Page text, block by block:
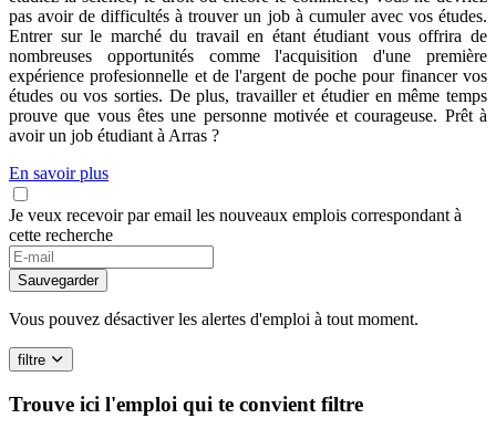
pas avoir de difficultés à trouver un job à cumuler avec vos études.
Entrer sur le marché du travail en étant étudiant vous offrira de
nombreuses opportunités comme l'acquisition d'une première
expérience profesionnelle et de l'argent de poche pour financer vos
études ou vos sorties. De plus, travailler et étudier en même temps
prouve que vous êtes une personne motivée et courageuse. Prêt à
avoir un job étudiant à Arras ?
En savoir plus
Je veux recevoir par email les nouveaux emplois correspondant à
cette recherche
If
you
are
a
human,
ignore
this
field
Sauvegarder
Vous pouvez désactiver les alertes d'emploi à tout moment.
filtre
Trouve ici l'emploi qui te convient filtre